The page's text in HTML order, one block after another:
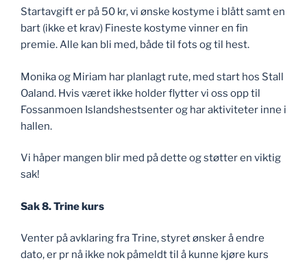
Startavgift er på 50 kr, vi ønske kostyme i blått samt en
bart (ikke et krav) Fineste kostyme vinner en fin
premie. Alle kan bli med, både til fots og til hest.
Monika og Miriam har planlagt rute, med start hos Stall
Oaland. Hvis været ikke holder flytter vi oss opp til
Fossanmoen Islandshestsenter og har aktiviteter inne i
hallen.
Vi håper mangen blir med på dette og støtter en viktig
sak!
Sak 8. Trine kurs
Venter på avklaring fra Trine, styret ønsker å endre
dato, er pr nå ikke nok påmeldt til å kunne kjøre kurs